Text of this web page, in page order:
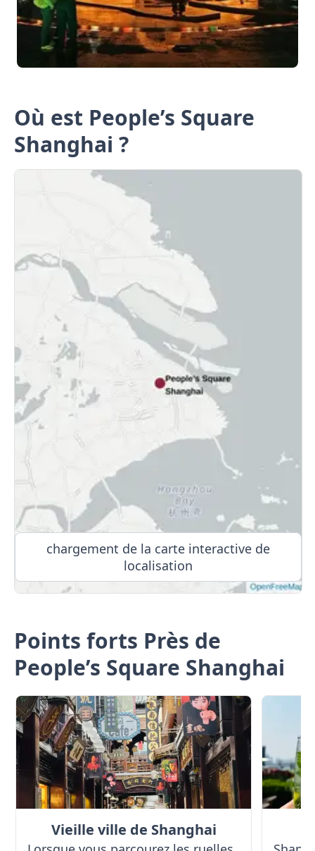
Où est People’s Square
Shanghai ?
chargement de la carte interactive de
localisation
Points forts Près de
People’s Square Shanghai
Vieille ville de Shanghai